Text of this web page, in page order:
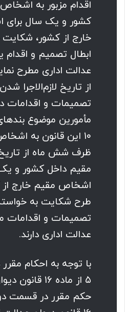
اقدام مزبور به
کشور و یک سال
خارج از کشور، شکایت
ابطال تصمیم و اقدام
عدالت اداری مطرح
از تاریخ لازم‌الاجرا
تصمیمات و اقدامات
۱۰ این قانون به
ظرف شش ماه از
مقیم داخل کشور و
اشخاص مقیم خارج از
طرح شکایت به
تصمیمات و اقدامات
عدالت اداری دارند.
۵ از ماده ۱۶